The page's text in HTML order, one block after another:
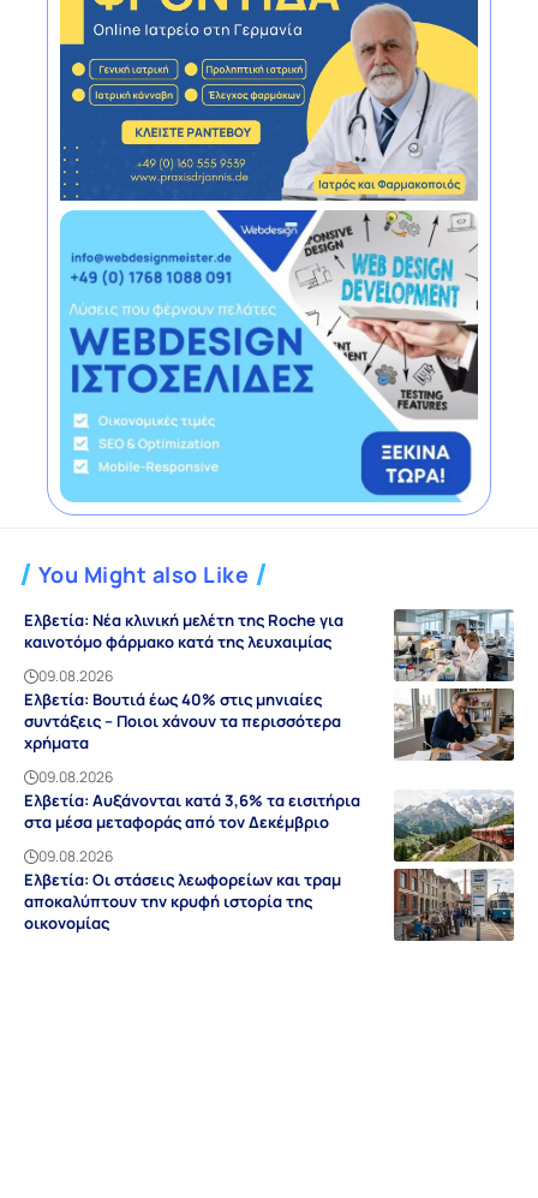
You Might also Like
Ελβετία: Νέα κλινική μελέτη της Roche για
καινοτόμο φάρμακο κατά της λευχαιμίας
09.08.2026
Ελβετία: Βουτιά έως 40% στις μηνιαίες
συντάξεις – Ποιοι χάνουν τα περισσότερα
χρήματα
09.08.2026
Ελβετία: Αυξάνονται κατά 3,6% τα εισιτήρια
στα μέσα μεταφοράς από τον Δεκέμβριο
09.08.2026
Ελβετία: Οι στάσεις λεωφορείων και τραμ
αποκαλύπτουν την κρυφή ιστορία της
οικονομίας